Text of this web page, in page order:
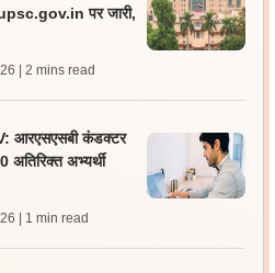
पर जारी,
| 2 mins read
आरएसएसबी कंडक्टर
अभ्यर्थी
| 1 min read